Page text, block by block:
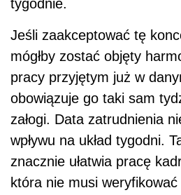
tygodnie.
Jeśli zaakceptować tę
mógłby zostać objęty
pracy przyjętym już w
obowiązuje go taki sam
załogi. Data zatrudnienia
wpływu na układ tygodni.
znacznie ułatwia pracę
która nie musi